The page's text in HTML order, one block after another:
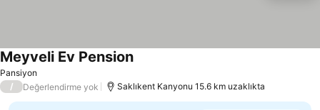
Pansiyon
Meyveli Ev PensionFiyatları görün
/ Değerlendirme yok Saklıkent Kanyonu 15.6 km uzaklıkta